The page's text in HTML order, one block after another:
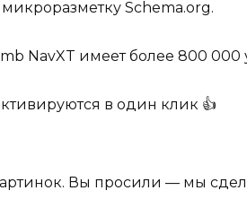
Schema.org.
NavXT имеет более 800 000
в один клик 👍
Вы просили — мы